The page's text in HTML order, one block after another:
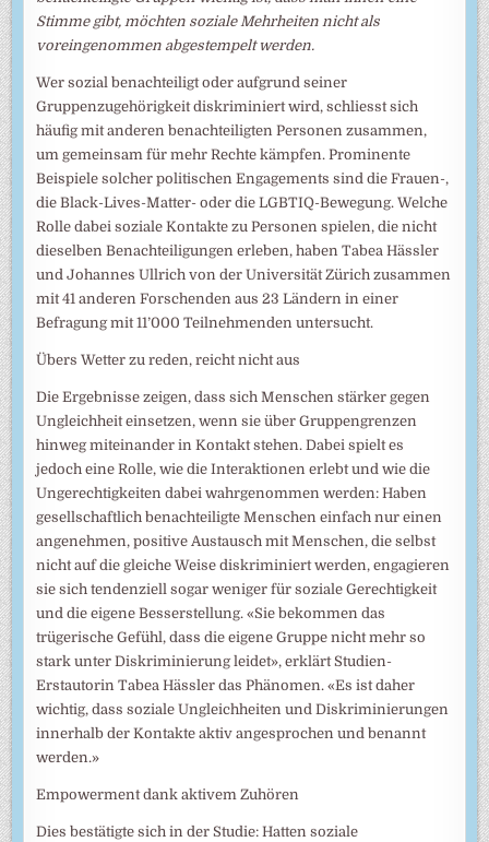
Stimme gibt, möchten soziale Mehrheiten nicht als
voreingenommen abgestempelt werden.
Wer sozial benachteiligt oder aufgrund seiner
Gruppenzugehörigkeit diskriminiert wird, schliesst sich
häufig mit anderen benachteiligten Personen zusammen,
um gemeinsam für mehr Rechte kämpfen. Prominente
Beispiele solcher politischen Engagements sind die Frauen-,
die Black-Lives-Matter- oder die LGBTIQ-Bewegung. Welche
Rolle dabei soziale Kontakte zu Personen spielen, die nicht
dieselben Benachteiligungen erleben, haben Tabea Hässler
und Johannes Ullrich von der Universität Zürich zusammen
mit 41 anderen Forschenden aus 23 Ländern in einer
Befragung mit 11’000 Teilnehmenden untersucht.
Übers Wetter zu reden, reicht nicht aus
Die Ergebnisse zeigen, dass sich Menschen stärker gegen
Ungleichheit einsetzen, wenn sie über Gruppengrenzen
hinweg miteinander in Kontakt stehen. Dabei spielt es
jedoch eine Rolle, wie die Interaktionen erlebt und wie die
Ungerechtigkeiten dabei wahrgenommen werden: Haben
gesellschaftlich benachteiligte Menschen einfach nur einen
angenehmen, positive Austausch mit Menschen, die selbst
nicht auf die gleiche Weise diskriminiert werden, engagieren
sie sich tendenziell sogar weniger für soziale Gerechtigkeit
und die eigene Besserstellung. «Sie bekommen das
trügerische Gefühl, dass die eigene Gruppe nicht mehr so
stark unter Diskriminierung leidet», erklärt Studien-
Erstautorin Tabea Hässler das Phänomen. «Es ist daher
wichtig, dass soziale Ungleichheiten und Diskriminierungen
innerhalb der Kontakte aktiv angesprochen und benannt
werden.»
Empowerment dank aktivem Zuhören
Dies bestätigte sich in der Studie: Hatten soziale